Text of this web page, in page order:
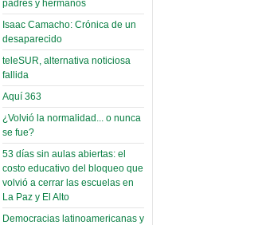
Sábado, 14 Octubre 2023
Leer Más...
Candidatos del MAS se
presentarán en la UMSA
Jueves, 14 Septiembre 2023
Leer Más...
Carrera de Geografía realiza
Segundo Congreso Nacional
Viernes, 14 Octubre 2022
Leer Más...
Docentes y estudiantes de
Trabajo Social de la UMSA
elegirán directora
Gabinete de
Áñez se atribuye
construcción de
hospitales
prefabricados en
la que no tuvo
participación;
más de 24 horas
después rectifica
parcialmente
El Infamatorio
Miércoles, 09 Diciembre 2020
padres y hermanos
Isaac Camacho: Crónica de un
desaparecido
teleSUR, alternativa noticiosa
fallida
Aquí 363
¿Volvió la normalidad... o nunca
se fue?
53 días sin aulas abiertas: el
costo educativo del bloqueo que
volvió a cerrar las escuelas en
La Paz y El Alto
Democracias latinoamericanas y